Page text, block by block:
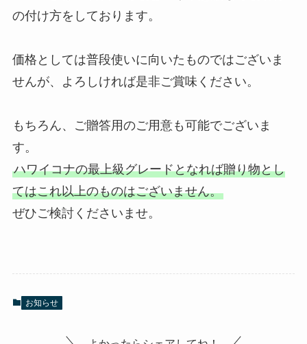
の付け方をしております。
価格としては普段使いに向いたものではございま
せんが、よろしければ是非ご賞味ください。
もちろん、ご贈答用のご用意も可能でございま
す。
ハワイコナの最上級グレードとなれば贈り物とし
てはこれ以上のものはございません。
ぜひご検討くださいませ。
お知らせ